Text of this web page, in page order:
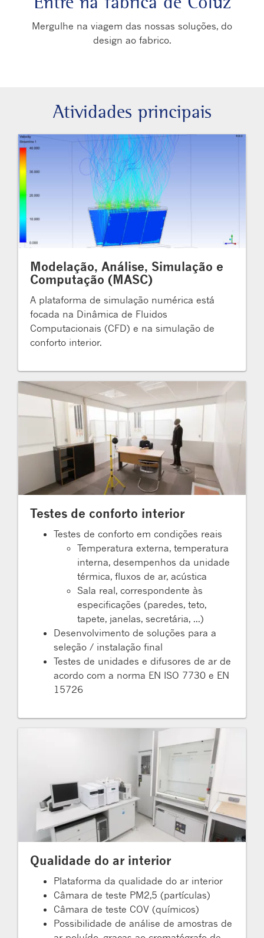
Mergulhe na viagem das nossas soluções, do
design ao fabrico.
Atividades principais
Modelação, Análise, Simulação e
Computação (MASC)
A plataforma de simulação numérica está
focada na Dinâmica de Fluidos
Computacionais (CFD) e na simulação de
conforto interior.
Testes de conforto interior
Testes de conforto em condições reais
Temperatura externa, temperatura
interna, desempenhos da unidade
térmica, fluxos de ar, acústica
Sala real, correspondente às
especificações (paredes, teto,
tapete, janelas, secretária, ...)
Desenvolvimento de soluções para a
seleção / instalação final
Testes de unidades e difusores de ar de
acordo com a norma EN ISO 7730 e EN
15726
Qualidade do ar interior
Plataforma da qualidade do ar interior
Câmara de teste PM2,5 (partículas)
Câmara de teste COV (químicos)
Possibilidade de análise de amostras de